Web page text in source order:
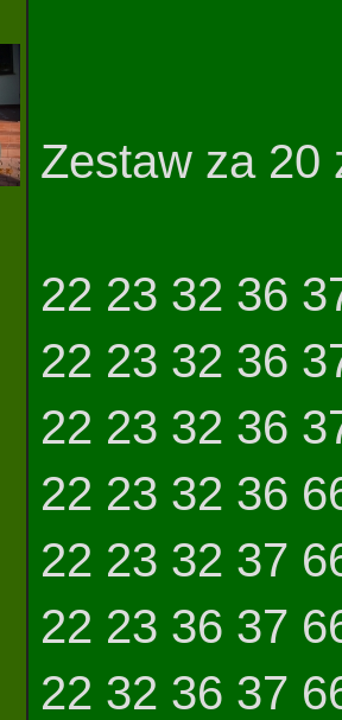
Zestaw za 20
22 23 32 36
22 23 32 36
22 23 32 36
22 23 32 36
22 23 32 37
22 23 36 37
22 32 36 37